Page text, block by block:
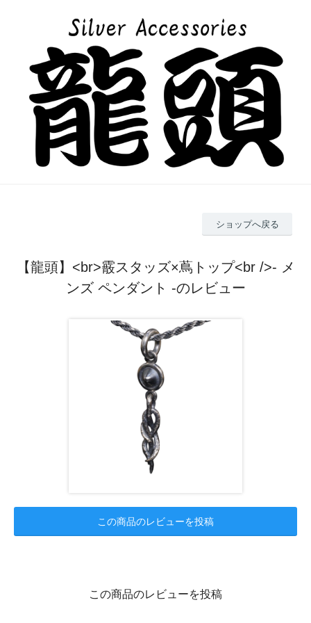
ショップへ戻る
【龍頭】<br>霰スタッズ×蔦トップ<br />- メ
ンズ ペンダント -のレビュー
この商品のレビューを投稿
この商品のレビューを投稿